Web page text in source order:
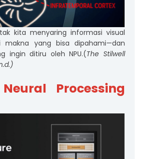
kita menyaring informasi visual
makna yang bisa dipahami—dan
ingin ditiru oleh NPU.(The Stilwell
Processing